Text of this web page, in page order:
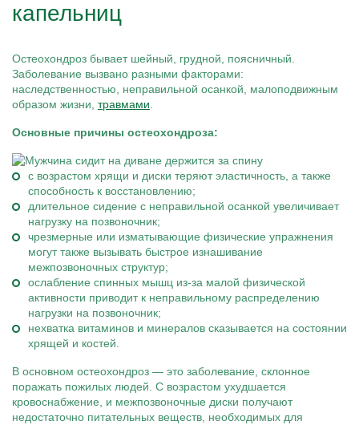
капельниц
Остеохондроз бывает шейный, грудной, поясничный.
Заболевание вызвано разными факторами:
наследственностью, неправильной осанкой, малоподвижным
образом жизни, травмами
Основные причины остеохондроза:
с возрастом хрящи и диски теряют эластичность, а также
способность к восстановлению;
длительное сидение с неправильной осанкой увеличивает
нагрузку на позвоночник;
чрезмерные или изматывающие физические упражнения
могут также вызывать быстрое изнашивание
межпозвоночных структур;
ослабление спинных мышц из-за малой физической
активности приводит к неправильному распределению
нагрузки на позвоночник;
нехватка витаминов и минералов сказывается на состоянии
хрящей и костей.
В основном остеохондроз — это заболевание, склонное
поражать пожилых людей. С возрастом ухудшается
кровоснабжение, и межпозвоночные диски получают
недостаточно питательных веществ, необходимых для